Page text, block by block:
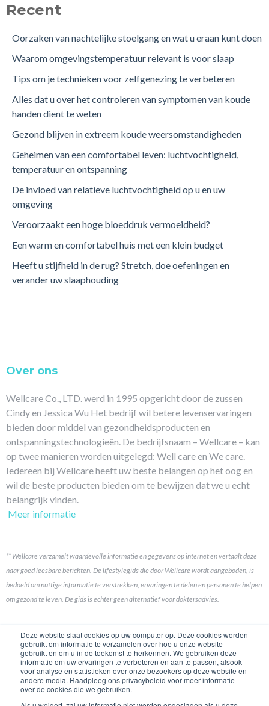
Deze website slaat cookies op uw computer op. Deze cookies worden
gebruikt om informatie te verzamelen over hoe u onze website
gebruikt en om u in de toekomst te herkennen. We gebruiken deze
informatie om uw ervaringen te verbeteren en aan te passen, alsook
voor analyse en statistieken over onze bezoekers op deze website en
andere media. Raadpleeg ons privacybeleid voor meer informatie
over de cookies die we gebruiken.
Recent
Oorzaken van nachtelijke stoelgang en wat u eraan kunt doen
Waarom omgevingstemperatuur relevant is voor slaap
Tips om je technieken voor zelfgenezing te verbeteren
Alles dat u over het controleren van symptomen van koude
handen dient te weten
Gezond blijven in extreem koude weersomstandigheden
Geheimen van een comfortabel leven: luchtvochtigheid,
temperatuur en ontspanning
De invloed van relatieve luchtvochtigheid op u en uw
omgeving
Veroorzaakt een hoge bloeddruk vermoeidheid?
Een warm en comfortabel huis met een klein budget
Heeft u stijfheid in de rug? Stretch, doe oefeningen en
verander uw slaaphouding
Over ons
Wellcare Co., LTD. werd in 1995 opgericht door de zussen
Cindy en Jessica Wu Het bedrijf wil betere levenservaringen
bieden door middel van gezondheidsproducten en
ontspanningstechnologieën. De bedrijfsnaam – Wellcare – kan
op twee manieren worden uitgelegd: Well care en We care.
Iedereen bij Wellcare heeft uw beste belangen op het oog en
wil de beste producten bieden om te bewijzen dat we u echt
belangrijk vinden.
Meer informatie
** Wellcare verzamelt waardevolle informatie en gegevens op internet en vertaalt deze
naar goed leesbare berichten. De lifestylegids die door Wellcare wordt aangeboden, is
bedoeld om nuttige informatie te verstrekken, ervaringen te delen en personen te helpen
om gezond te leven. De gids is echter geen alternatief voor doktersadvies.
Koppelingen
Contact opnemen
Merkhistorie
Product Ontwikkeling